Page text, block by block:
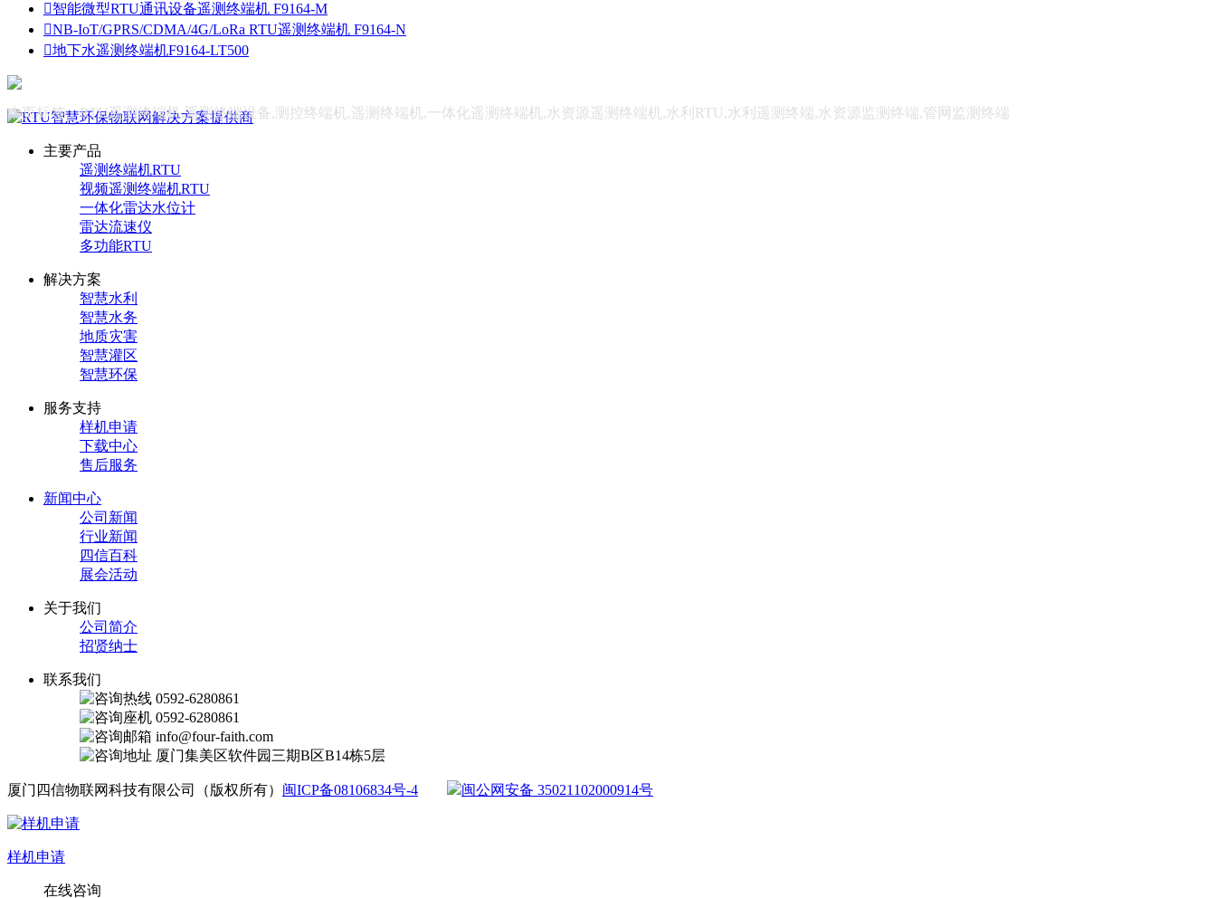
智能微型RTU通讯设备遥测终端机 F9164-M
NB-IoT/GPRS/CDMA/4G/LoRa RTU遥测终端机 F9164-N
地下水遥测终端机F9164-LT500
本页标签：RTU遥测终端机,遥测终端设备,测控终端机,遥测终端机,一体化遥测终端机,水资源遥测终端机,水利RTU,水利遥测终端,水资源监测终端,管网监测终端
主要产品
遥测终端机RTU
视频遥测终端机RTU
一体化雷达水位计
雷达流速仪
多功能RTU
解决方案
智慧水利
智慧水务
地质灾害
智慧灌区
智慧环保
服务支持
样机申请
下载中心
售后服务
新闻中心
公司新闻
行业新闻
四信百科
展会活动
关于我们
公司简介
招贤纳士
联系我们
0592-6280861
0592-6280861
info@four-faith.com
厦门集美区软件园三期B区B14栋5层
厦门四信物联网科技有限公司（版权所有） 闽ICP备08106834号-4 闽公网安备 35021102000914号
样机申请
在线咨询